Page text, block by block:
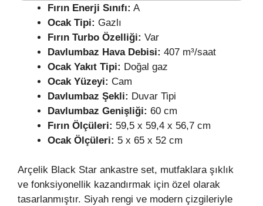
Fırın Enerji Sınıfı: A
Ocak Tipi: Gazlı
Fırın Turbo Özelliği: Var
Davlumbaz Hava Debisi: 407 m³/saat
Ocak Yakıt Tipi: Doğal gaz
Ocak Yüzeyi: Cam
Davlumbaz Şekli: Duvar Tipi
Davlumbaz Genişliği: 60 cm
Fırın Ölçüleri: 59,5 x 59,4 x 56,7 cm
Ocak Ölçüleri: 5 x 65 x 52 cm
Arçelik Black Star ankastre set, mutfaklara şıklık
ve fonksiyonellik kazandırmak için özel olarak
tasarlanmıştır. Siyah rengi ve modern çizgileriyle